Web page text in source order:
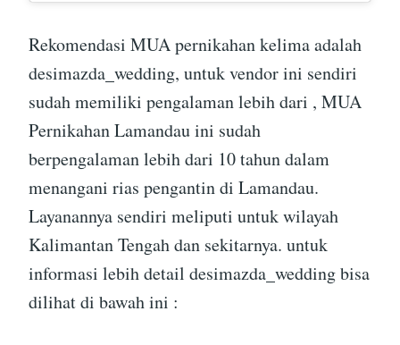
Rekomendasi MUA pernikahan kelima adalah
desimazda_wedding, untuk vendor ini sendiri
sudah memiliki pengalaman lebih dari , MUA
Pernikahan Lamandau ini sudah
berpengalaman lebih dari 10 tahun dalam
menangani rias pengantin di Lamandau.
Layanannya sendiri meliputi untuk wilayah
Kalimantan Tengah dan sekitarnya. untuk
informasi lebih detail desimazda_wedding bisa
dilihat di bawah ini :